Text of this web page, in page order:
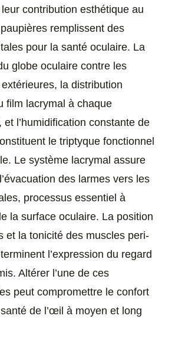
contribution esthétique au
remplissent des
pour la santé oculaire. La
globe oculaire contre les
la distribution
film lacrymal à chaque
et l’humidification constante de
le triptyque fonctionnel
Le système lacrymal assure
des larmes vers les
processus essentiel à
la surface oculaire. La position
et la tonicité des muscles peri-
l’expression du regard
Altérer l’une de ces
peut compromettre le confort
de l’œil à moyen et long